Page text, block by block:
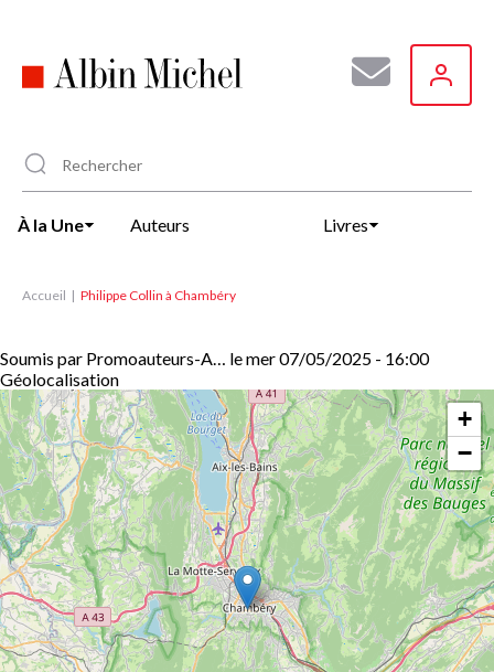
principal
À la Une Auteurs Livres
Accueil Philippe Collin à Chambéry
Soumis par Promoauteurs-A… lemer 07/05/2025 - 16:00
Géolocalisation
+
−